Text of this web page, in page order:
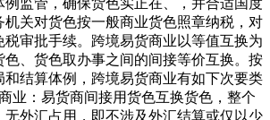
例监管，确保货色实正在、，并合适国度
机关对货色按一般商业货色照章纳税，对
审批手续。跨境易货商业以等值互换为
色、货色取办事之间的间接等价互换。按
和结算体例，跨境易货商业有如下次要类
业：易货商间接用货色互换货色，整个
无外汇占用，即不涉及外汇结算或仅以少